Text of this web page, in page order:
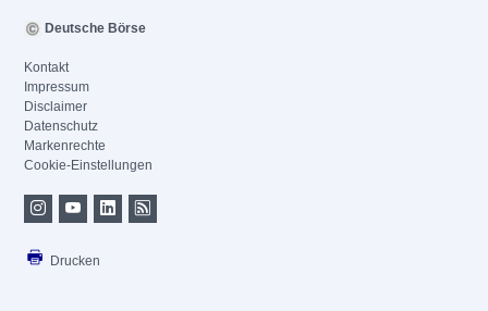
Deutsche Börse
Kontakt
Impressum
Disclaimer
Datenschutz
Markenrechte
Cookie-Einstellungen
Drucken